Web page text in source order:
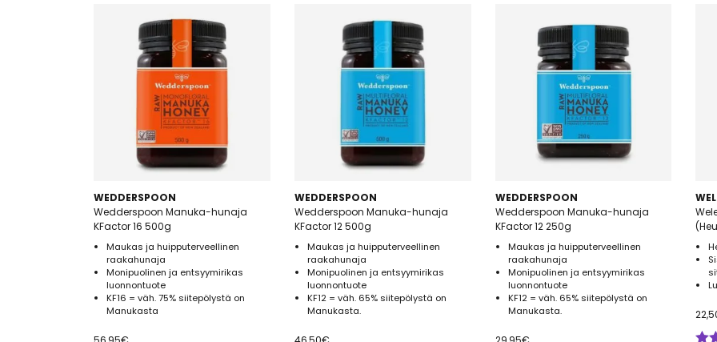
WEDDERSPOON
Wedderspoon Manuka-hunaja
KFactor 16 500g
Maukas ja huipputerveellinen
raakahunaja
Monipuolinen ja entsyymirikas
luonnontuote
KF16 = väh. 75% siitepölystä on
Manukasta
WEDDERSPOON
Wedderspoon Manuka-hunaja
KFactor 12 500g
Maukas ja huipputerveellinen
raakahunaja
Monipuolinen ja entsyymirikas
luonnontuote
KF12 = väh. 65% siitepölystä on
Manukasta.
WEDDERSPOON
Wedderspoon Manuka-hunaja
KFactor 12 250g
Maukas ja huipputerveellinen
raakahunaja
Monipuolinen ja entsyymirikas
luonnontuote
KF12 = väh. 65% siitepölystä on
Manukasta.